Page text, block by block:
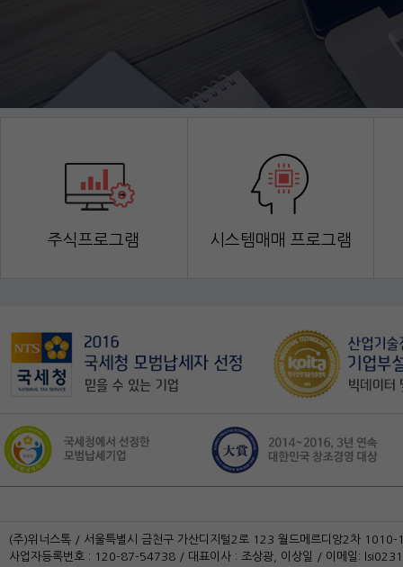
주식프로그램 시스템매매 프로그램
(주)위너스톡 / 서울특별시 금천구 가산디지털2로 123 월드메르디앙2차
사업자등록번호 : 120-87-54738 / 대표이사 : 조상광, 이상일 / 이메일: